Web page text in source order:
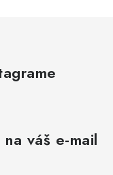
váš e-mail